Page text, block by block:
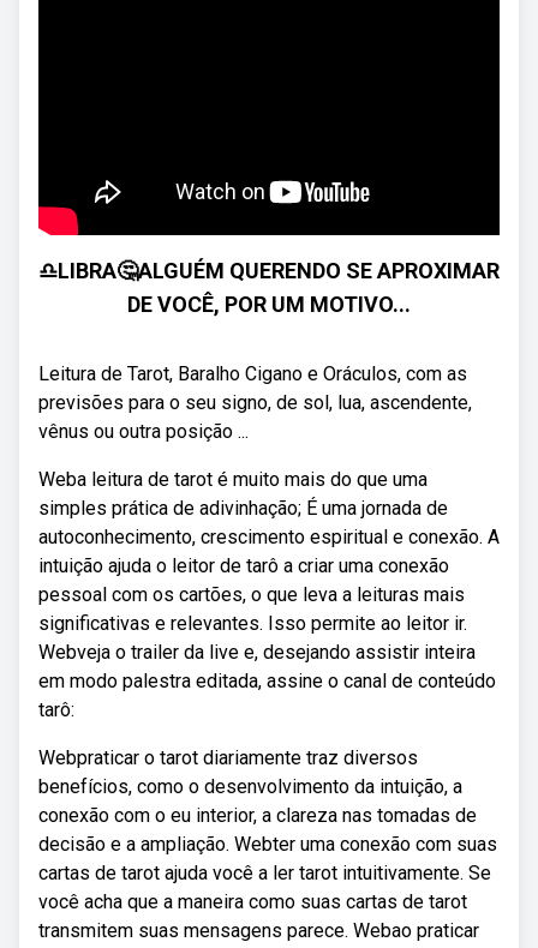
♎️LIBRA🤔ALGUÉM QUERENDO SE APROXIMAR
DE VOCÊ, POR UM MOTIVO...
Leitura de Tarot, Baralho Cigano e Oráculos, com as
previsões para o seu signo, de sol, lua, ascendente,
vênus ou outra posição ...
Weba leitura de tarot é muito mais do que uma
simples prática de adivinhação; É uma jornada de
autoconhecimento, crescimento espiritual e conexão. A
intuição ajuda o leitor de tarô a criar uma conexão
pessoal com os cartões, o que leva a leituras mais
significativas e relevantes. Isso permite ao leitor ir.
Webveja o trailer da live e, desejando assistir inteira
em modo palestra editada, assine o canal de conteúdo
tarô:
Webpraticar o tarot diariamente traz diversos
benefícios, como o desenvolvimento da intuição, a
conexão com o eu interior, a clareza nas tomadas de
decisão e a ampliação. Webter uma conexão com suas
cartas de tarot ajuda você a ler tarot intuitivamente. Se
você acha que a maneira como suas cartas de tarot
transmitem suas mensagens parece. Webao praticar